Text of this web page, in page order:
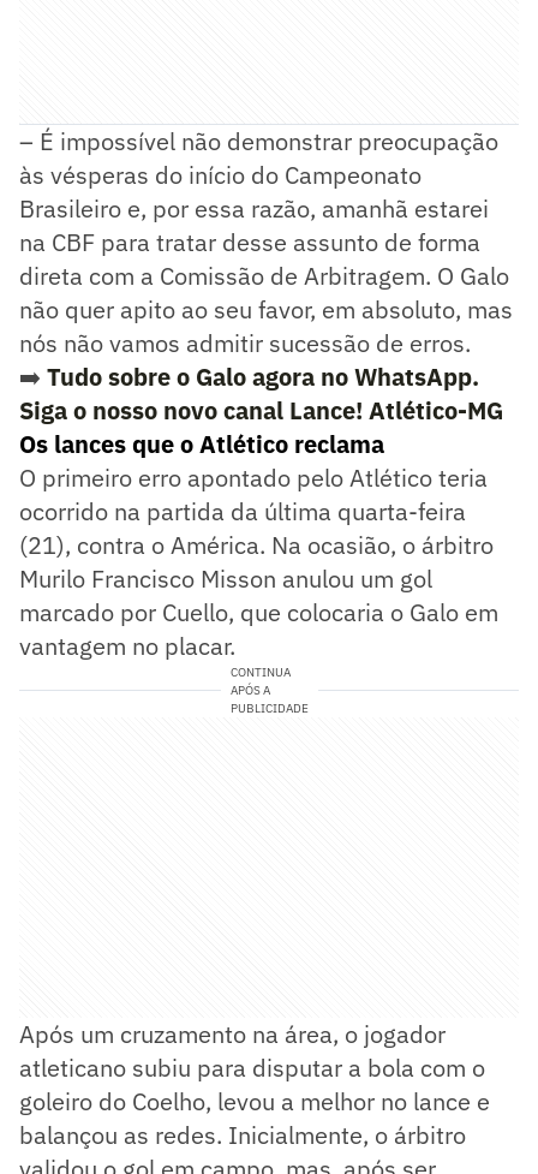
– É impossível não demonstrar preocupação
às vésperas do início do Campeonato
Brasileiro e, por essa razão, amanhã estarei
na CBF para tratar desse assunto de forma
direta com a Comissão de Arbitragem. O Galo
não quer apito ao seu favor, em absoluto, mas
nós não vamos admitir sucessão de erros.
➡️ Tudo sobre o Galo agora no WhatsApp.
Siga o nosso novo canal Lance! Atlético-MG
Os lances que o Atlético reclama
O primeiro erro apontado pelo Atlético teria
ocorrido na partida da última quarta-feira
(21), contra o América. Na ocasião, o árbitro
Murilo Francisco Misson anulou um gol
marcado por Cuello, que colocaria o Galo em
vantagem no placar.
CONTINUA
APÓS A
PUBLICIDADE
Após um cruzamento na área, o jogador
atleticano subiu para disputar a bola com o
goleiro do Coelho, levou a melhor no lance e
balançou as redes. Inicialmente, o árbitro